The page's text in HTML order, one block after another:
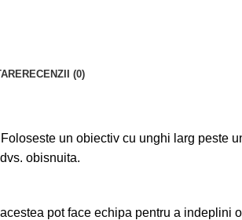
RECENZII (0)
un obiectiv cu unghi larg peste
obisnuita.
pot face echipa pentru a indeplini